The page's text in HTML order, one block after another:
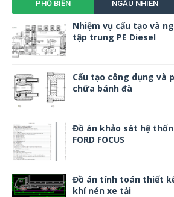
PHỔ BIẾN NGẪU NHIÊN
Nhiệm vụ cấu tạo và
tập trung PE Diesel
Cấu tạo công dụng và
chữa bánh đà
Đồ án khảo sát hệ
FORD FOCUS
Đồ án tính toán thiết
khí nén xe tải